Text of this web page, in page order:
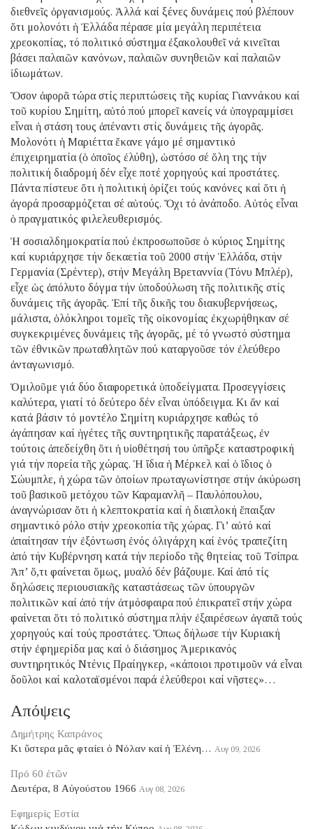
διεθνεῖς ὀργανισμούς. Ἀλλά καί ξένες δυνάμεις πού βλέπουν
ὅτι μολονότι ἡ Ἑλλάδα πέρασε μία μεγάλη περιπέτεια
χρεοκοπίας, τό πολιτικό σύστημα ἐξακολουθεῖ νά κινεῖται
βάσει παλαιῶν κανόνων, παλαιῶν συνηθειῶν καί παλαιῶν
ἰδιωμάτων.
Ὅσον ἀφορᾶ τώρα στίς περιπτώσεις τῆς κυρίας Γιαννάκου καί
τοῦ κυρίου Σημίτη, αὐτό πού μπορεῖ κανείς νά ὑπογραμμίσει
εἶναι ἡ στάση τους ἀπέναντι στίς δυνάμεις τῆς ἀγορᾶς.
Μολονότι ἡ Μαριέττα ἔκανε γάμο μέ σημαντικό
ἐπιχειρηματία (ὁ ὁποῖος ἐλύθη), ὡστόσο σέ ὅλη της τήν
πολιτική διαδρομή δέν εἶχε ποτέ χορηγούς καί προστάτες.
Πάντα πίστευε ὅτι ἡ πολιτική ὁρίζει τούς κανόνες καί ὅτι ἡ
ἀγορά προσαρμόζεται σέ αὐτούς. Ὄχι τό ἀνάποδο. Αὐτός εἶναι
ὁ πραγματικός φιλελευθερισμός.
Ἡ σοσιαλδημοκρατία πού ἐκπροσωποῦσε ὁ κύριος Σημίτης
καί κυριάρχησε τήν δεκαετία τοῦ 2000 στήν Ἑλλάδα, στήν
Γερμανία (Σρέντερ), στήν Μεγάλη Βρεταννία (Τόνυ Μπλέρ),
εἶχε ὡς ἀπόλυτο δόγμα τήν ὑποδούλωση τῆς πολιτικῆς στίς
δυνάμεις τῆς ἀγορᾶς. Ἐπί τῆς δικῆς του διακυβερνήσεως,
μάλιστα, ὁλόκληροι τομεῖς τῆς οἰκονομίας ἐκχωρήθηκαν σέ
συγκεκριμένες δυνάμεις τῆς ἀγορᾶς, μέ τό γνωστό σύστημα
τῶν ἐθνικῶν πρωταθλητῶν πού καταργοῦσε τόν ἐλεύθερο
ἀνταγωνισμό.
Ὁμιλοῦμε γιά δύο διαφορετικά ὑποδείγματα. Προσεγγίσεις
καλύτερα, γιατί τό δεύτερο δέν εἶναι ὑπόδειγμα. Κι ἄν καί
κατά βάσιν τό μοντέλο Σημίτη κυριάρχησε καθώς τό
ἀγάπησαν καί ἡγέτες τῆς συντηρητικῆς παρατάξεως, ἐν
τούτοις ἀπεδείχθη ὅτι ἡ υἱοθέτησή του ὑπῆρξε καταστροφική
γιά τήν πορεία τῆς χώρας. Ἡ ἴδια ἡ Μέρκελ καί ὁ ἴδιος ὁ
Σώυμπλε, ἡ χώρα τῶν ὁποίων πρωταγωνίστησε στήν ἀκύρωση
τοῦ βασικοῦ μετόχου τῶν Καραμανλῆ – Παυλόπουλου,
ἀναγνώρισαν ὅτι ἡ κλεπτοκρατία καί ἡ διαπλοκή ἔπαιξαν
σημαντικό ρόλο στήν χρεοκοπία τῆς χώρας. Γι’ αὐτό καί
ἀπαίτησαν τήν ἐξόντωση ἑνός ὀλιγάρχη καί ἑνός τραπεζίτη
ἀπό τήν Κυβέρνηση κατά τήν περίοδο τῆς θητείας τοῦ Τσίπρα.
Ἀπ’ ὅ,τι φαίνεται ὅμως, μυαλό δέν βάζουμε. Καί ἀπό τίς
δηλώσεις περιουσιακῆς καταστάσεως τῶν ὑπουργῶν
πολιτικῶν καί ἀπό τήν ἀτμόσφαιρα πού ἐπικρατεῖ στήν χώρα
φαίνεται ὅτι τό πολιτικό σύστημα πλήν ἐξαιρέσεων ἀγαπᾶ τούς
χορηγούς καί τούς προστάτες. Ὅπως δήλωσε τήν Κυριακή
στήν ἐφημερίδα μας καί ὁ διάσημος Ἀμερικανός
συντηρητικός Ντένις Πραίηγκερ, «κάποιοι προτιμοῦν νά εἶναι
δοῦλοι καί καλοταϊσμένοι παρά ἐλεύθεροι καί νῆστες»…
Απόψεις
Δημήτρης Καπράνος
Κι ὕστερα μᾶς φταίει ὁ Νόλαν καί ἡ Ἑλένη… Αυγ 09, 2026
Πρό 60 ἐτῶν
Δευτέρα, 8 Αὐγούστου 1966 Αυγ 08, 2026
Εφημερίς Εστία